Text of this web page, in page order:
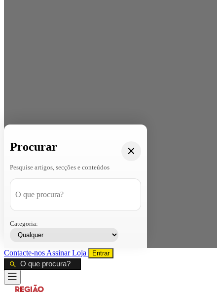
Procurar
Pesquise artigos, secções e conteúdos
Categoria:
Contacte-nos AssinarLoja Entrar